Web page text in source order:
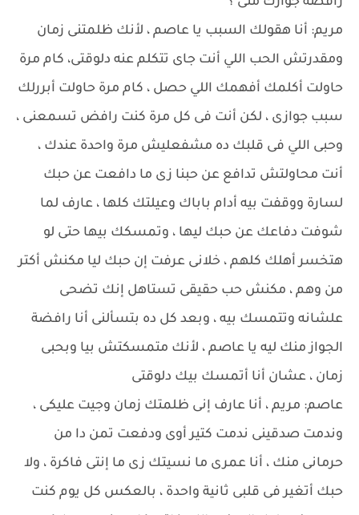
مريم: أنا هقولك السبب يا عاصم ، لأنك ظلمتنى زمان
ومقدرتش الحب اللي أنت جاى تتكلم عنه دلوقتى، كام مرة
حاولت أكلمك أفهمك اللي حصل ، كام مرة حاولت أبررلك
سبب جوازى ، لكن أنت فى كل مرة كنت رافض تسمعنى ،
وحبى اللي فى قلبك ده مشفعليش مرة واحدة عندك ،
أنت محاولتش تدافع عن حبنا زى ما دافعت عن حبك
لسارة ووقفت بيه أدام باباك وعيلتك كلها ، عارف لما
شوفت دفاعك عن حبك ليها ، وتمسكك بيها حتى لو
هتخسر أهلك كلهم ، خلانى عرفت إن حبك ليا مكنش أكتر
من وهم ، مكنش حب حقيقى تستاهل إنك تضحى
علشانه وتتمسك بيه ، وبعد كل ده بتسألنى أنا رافضة
الجواز منك ليه يا عاصم ، لأنك متمسكتش بيا وبحبى
زمان ، عشان أنا أتمسك بيك دلوقتى
عاصم: مريم ، أنا عارف إنى ظلمتك زمان وجيت عليكى ،
وندمت صدقينى ندمت كتير أوى ودفعت تمن دا من
حرمانى منك ، أنا عمرى ما نسيتك زى ما إنتى فاكرة ، ولا
حبك أتغير فى قلبى ثانية واحدة ، بالعكس كل يوم كنت